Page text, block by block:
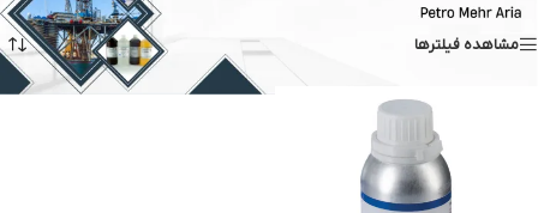
مشاهده فیلترها